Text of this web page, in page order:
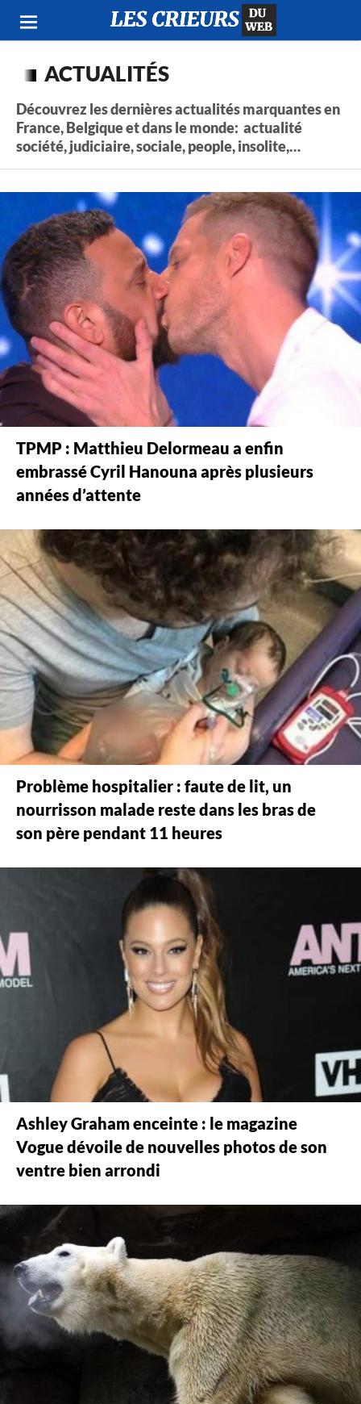
ACTUALITÉS
Découvrez les dernières actualités marquantes en
France, Belgique et dans le monde: actualité
société, judiciaire, sociale, people, insolite,…
TPMP : Matthieu Delormeau a enfin
embrassé Cyril Hanouna après plusieurs
années d’attente
Problème hospitalier : faute de lit, un
nourrisson malade reste dans les bras de
son père pendant 11 heures
Ashley Graham enceinte : le magazine
Vogue dévoile de nouvelles photos de son
ventre bien arrondi